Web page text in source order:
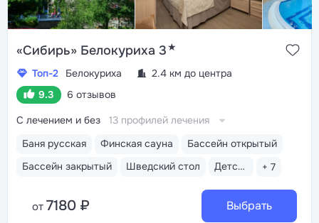
«Сибирь» Белокуриха 3★
Топ-2 Белокуриха
2.4 км до центра
9.3
6 отзывов
Баня русская Финская сауна
Бассейн открытый
Бассейн закрытый
Шведский стол Детская комната + 7
С лечением и без 13 профилей лечения
от 7180 ₽ Выбрать